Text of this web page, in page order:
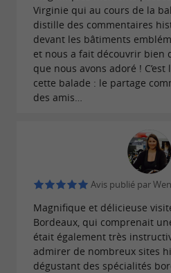
Virginie qui au cours de la
distille des commentaires
devant les bâtiments
et nous a fait découvrir bien
que nous avons adoré !
cette balade : le partage
des amis…
Avis publié par
Magnifique et délicieuse
Bordeaux, qui comprenait
était également très
admirer de nombreux sites
dégustant des spécialités